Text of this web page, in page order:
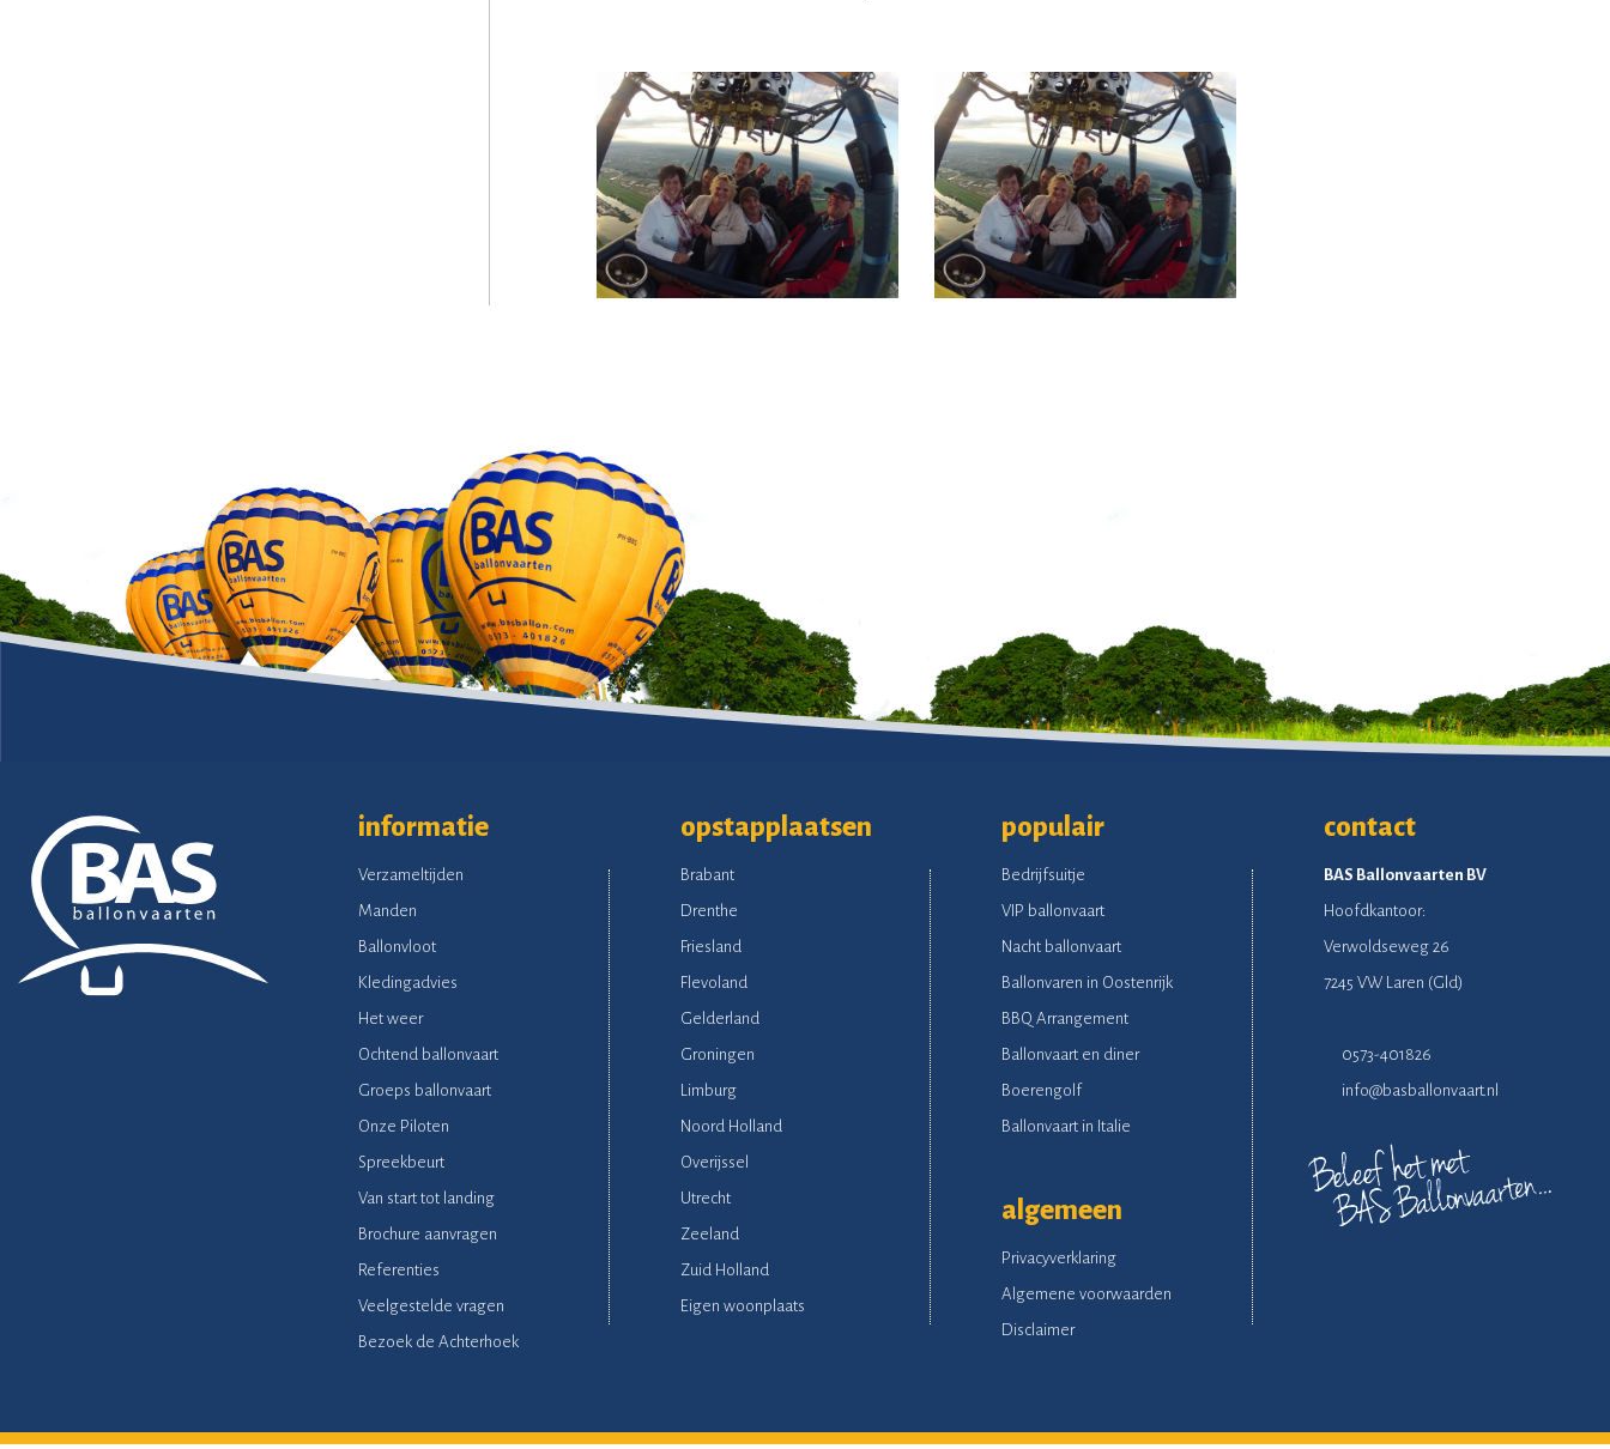
informatie
Verzameltijden
Manden
Ballonvloot
Kledingadvies
Het weer
Ochtend ballonvaart
Groeps ballonvaart
Onze Piloten
Spreekbeurt
Van start tot landing
Brochure aanvragen
Referenties
Veelgestelde vragen
Bezoek de Achterhoek
opstapplaatsen
Brabant
Drenthe
Friesland
Flevoland
Gelderland
Groningen
Limburg
Noord Holland
Overijssel
Utrecht
Zeeland
Zuid Holland
Eigen woonplaats
populair
Bedrijfsuitje
VIP ballonvaart
Nacht ballonvaart
Ballonvaren in Oostenrijk
BBQ Arrangement
Ballonvaart en diner
Boerengolf
Ballonvaart in Italie
algemeen
Privacyverklaring
Algemene voorwaarden
Disclaimer
contact
BAS Ballonvaarten BV
Hoofdkantoor:
Verwoldseweg 26
7245 VW Laren (Gld)
0573-401826
info@basballonvaart.nl